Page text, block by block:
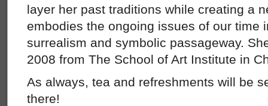
layer her past traditions while creating a
embodies the ongoing issues of our time
surrealism and symbolic passageway.
2008 from The School of Art Institute in
As always, tea and refreshments will be
there!